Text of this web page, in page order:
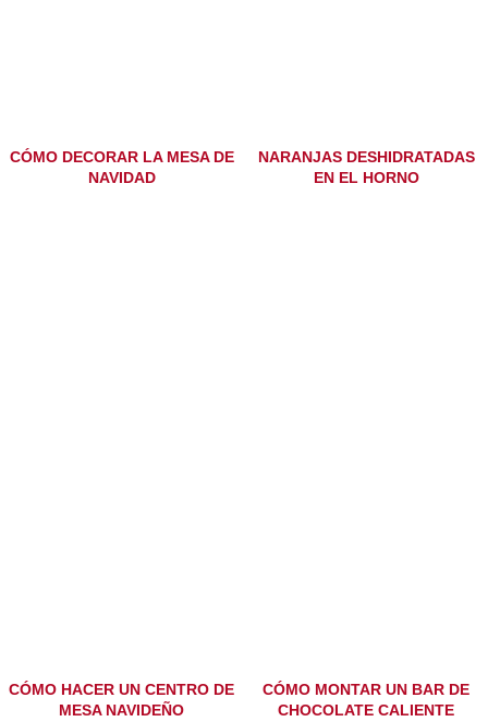
CÓMO DECORAR LA MESA DE
NAVIDAD
NARANJAS DESHIDRATADAS
EN EL HORNO
CÓMO HACER UN CENTRO DE
MESA NAVIDEÑO
CÓMO MONTAR UN BAR DE
CHOCOLATE CALIENTE